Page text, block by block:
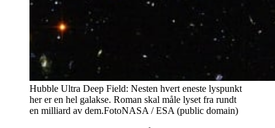
Hubble Ultra Deep Field: Nesten hvert eneste lyspunkt
her er en hel galakse. Roman skal måle lyset fra rundt
en milliard av dem.FotoNASA / ESA (public domain)